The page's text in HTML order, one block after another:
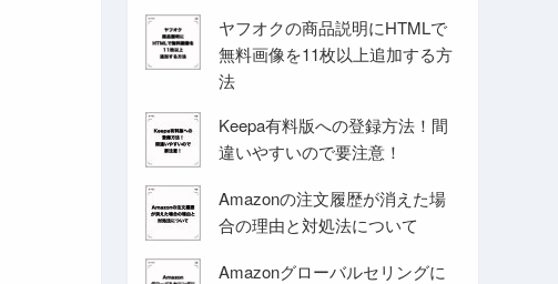
ヤフオクの商品説明にHTMLで
無料画像を11枚以上追加する方
法
Keepa有料版への登録方法！間
違いやすいので要注意！
Amazonの注文履歴が消えた場
合の理由と対処法について
Amazonグローバルセリングに